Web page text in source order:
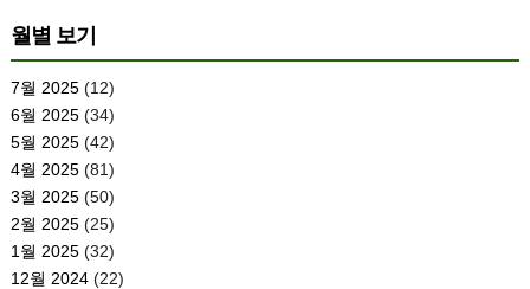
월별 보기
7월 2025(12)
6월 2025(34)
5월 2025(42)
4월 2025(81)
3월 2025(50)
2월 2025(25)
1월 2025(32)
12월 2024(22)